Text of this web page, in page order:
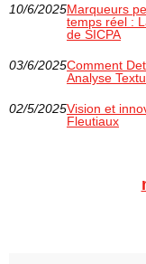
10/6/2025Marqueurs
temps réel :
de SICPA
03/6/2025Comment
Analyse
02/5/2025Vision et
Fleutiaux